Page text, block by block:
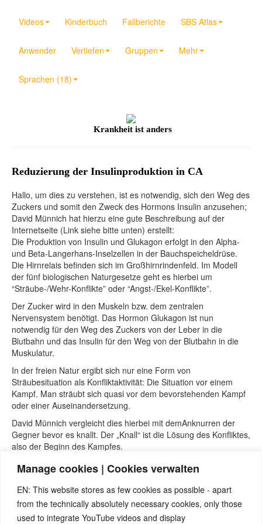
Manage cookies | Cookies verwalten
EN: This website stores as few cookies as possible - apart
from the technically absolutely necessary cookies, only those
used to integrate YouTube videos and display
Videos Kinderbuch Fallberichte SBS Atlas
Anwender Vertiefen Gruppen Mehr
Sprachen (18)
Krankheit ist anders
Reduzierung der Insulinproduktion in CA
Hallo, um dies zu verstehen, ist es notwendig, sich den Weg des
Zuckers und somit den Zweck des Hormons Insulin anzusehen;
David Münnich hat hierzu eine gute Beschreibung auf der
Internetseite (Link siehe bitte unten) erstellt:
Die Produktion von Insulin und Glukagon erfolgt in den Alpha-
und Beta-Langerhans-Inselzellen in der Bauchspeicheldrüse.
Die Hirnrelais befinden sich im Großhirnrindenfeld. Im Modell
der fünf biologischen Naturgesetze geht es hierbei um
“Sträube-/Wehr-Konflikte” oder “Angst-/Ekel-Konflikte”.
Der Zucker wird in den Muskeln bzw. dem zentralen
Nervensystem benötigt. Das Hormon Glukagon ist nun
notwendig für den Weg des Zuckers von der Leber in die
Blutbahn und das Insulin für den Weg von der Blutbahn in die
Muskulatur.
In der freien Natur ergibt sich nur eine Form von
Sträubesituation als Konfliktaktivität: Die Situation vor einem
Kampf. Man sträubt sich quasi vor dem bevorstehenden Kampf
oder einer Auseinandersetzung.
David Münnich vergleicht dies hierbei mit demAnknurren der
Gegner bevor es knallt. Der „Knall“ ist die Lösung des Konfliktes,
also der Beginn des Kampfes.
Zuckers. Nach der Lösung „schießt“ der Zucker in die Muskeln
Daraus ist aber auch ersichtlich, dass dieses Programm nur für
einen sehr kurzen Zeitraum gemacht ist, so wie die allermeisten